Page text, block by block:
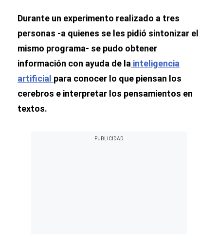
Durante un experimento realizado a tres
personas -a quienes se les pidió sintonizar el
mismo programa- se pudo obtener
información con ayuda de la inteligencia
artificial para conocer lo que piensan los
cerebros e interpretar los pensamientos en
textos.